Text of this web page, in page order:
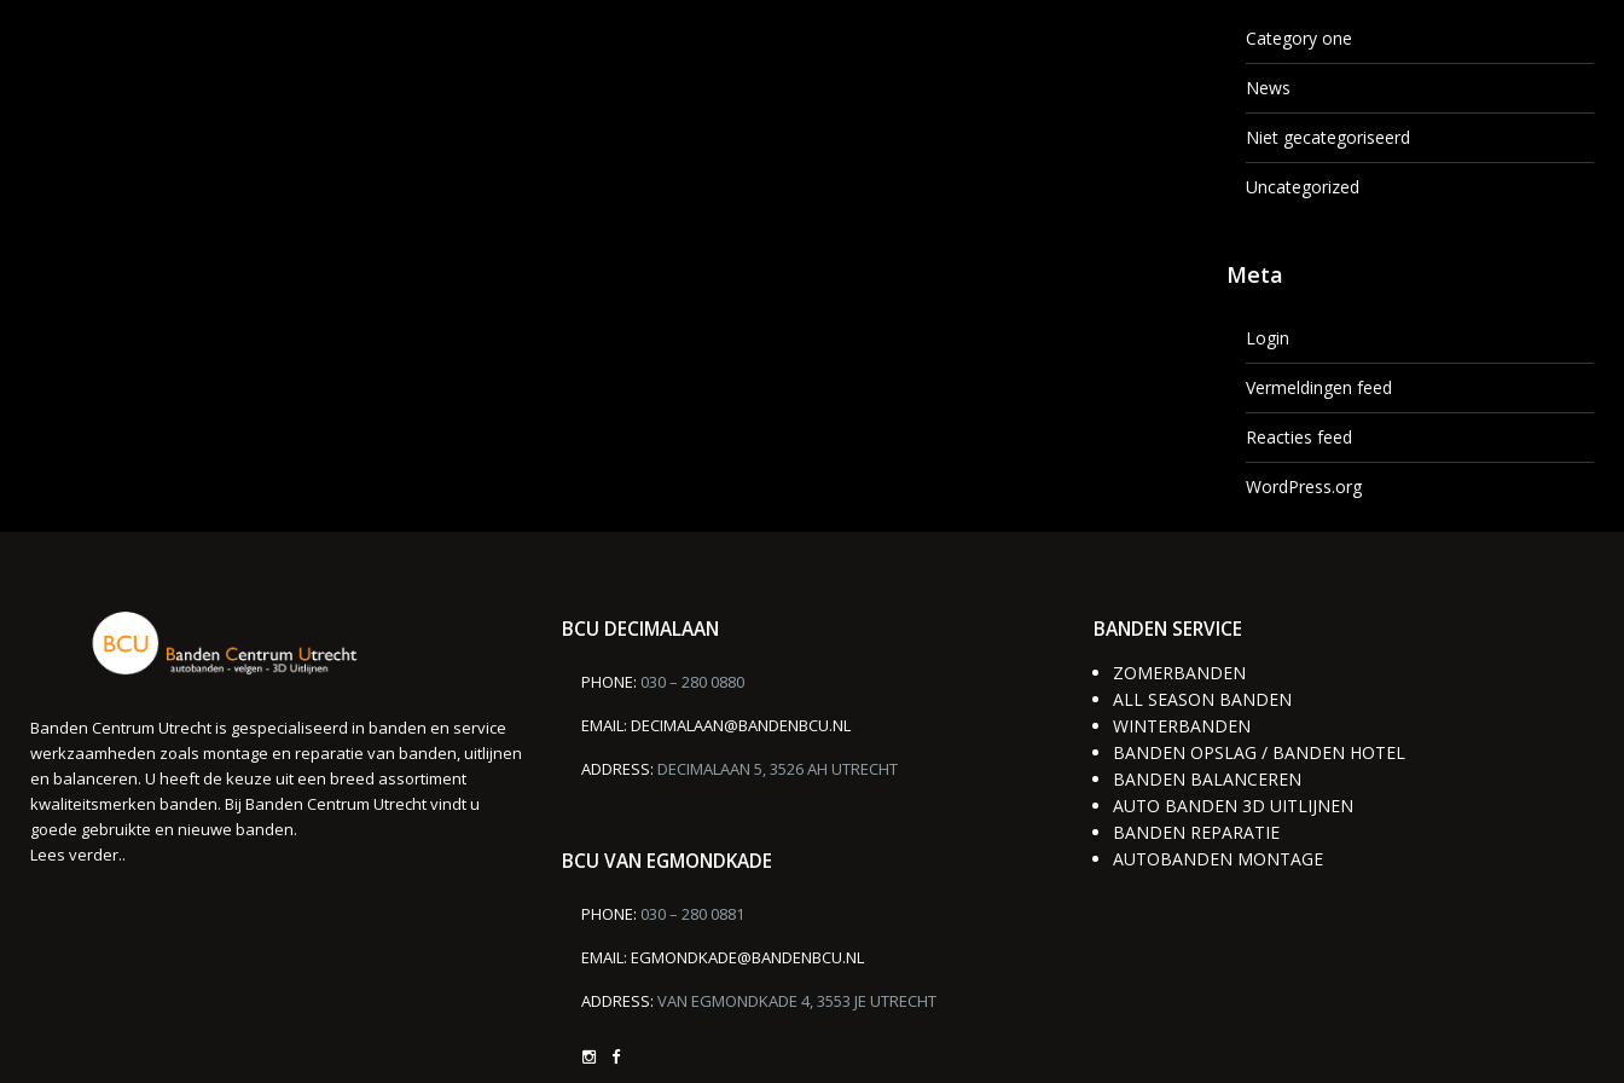
Category one
News
Niet gecategoriseerd
Uncategorized
Meta
Login
Vermeldingen feed
Reacties feed
WordPress.org
Banden Centrum Utrecht is gespecialiseerd in banden en service
werkzaamheden zoals montage en reparatie van banden, uitlijnen
en balanceren. U heeft de keuze uit een breed assortiment
kwaliteitsmerken banden. Bij Banden Centrum Utrecht vindt u
goede gebruikte en nieuwe banden.
Lees verder..
BCU DECIMALAAN
PHONE: 030 – 280 0880
EMAIL: DECIMALAAN@BANDENBCU.NL
ADDRESS: DECIMALAAN 5, 3526 AH UTRECHT
BCU VAN EGMONDKADE
PHONE: 030 – 280 0881
EMAIL: EGMONDKADE@BANDENBCU.NL
ADDRESS: VAN EGMONDKADE 4, 3553 JE UTRECHT
BANDEN SERVICE
ZOMERBANDEN
ALL SEASON BANDEN
WINTERBANDEN
BANDEN OPSLAG / BANDEN HOTEL
BANDEN BALANCEREN
AUTO BANDEN 3D UITLIJNEN
BANDEN REPARATIE
AUTOBANDEN MONTAGE